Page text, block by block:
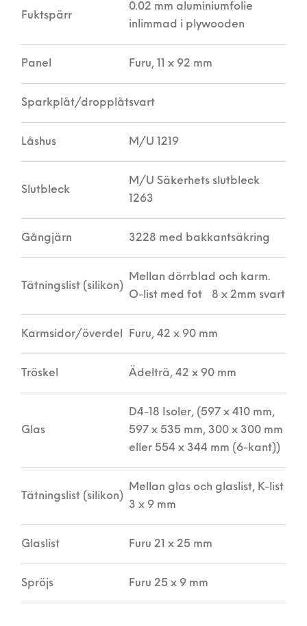
Fuktspärr
0.02 mm aluminiumfolie
inlimmad i plywooden
Panel Furu, 11 x 92 mm
Sparkplåt/dropplåtsvart
Låshus M/U 1219
Slutbleck
M/U Säkerhets slutbleck
1263
Gångjärn 3228 med bakkantsäkring
Tätningslist (silikon)
Mellan dörrblad och karm.
O-list med fot 8 x 2mm svart
Karmsidor/överdel Furu, 42 x 90 mm
Tröskel Ädelträ, 42 x 90 mm
Glas
D4-18 Isoler, (597 x 410 mm,
597 x 535 mm, 300 x 300 mm
eller 554 x 344 mm (6-kant))
Tätningslist (silikon)
Mellan glas och glaslist, K-list
3 x 9 mm
Glaslist Furu 21 x 25 mm
Spröjs Furu 25 x 9 mm